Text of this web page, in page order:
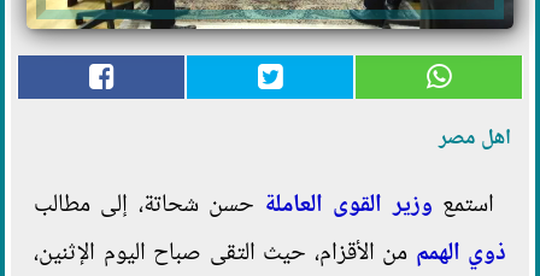
اهل مصر
استمع وزير القوى العاملة حسن شحاتة، إلى مطالب
ذوي الهمم من الأقزام، حيث التقى صباح اليوم الإثنين،